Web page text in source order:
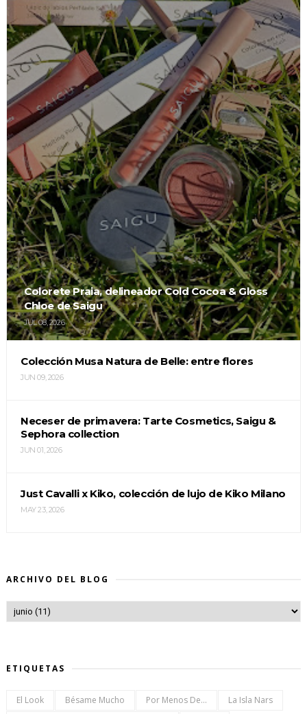
Colorete Praia, delineador Cold Cocoa & Gloss
Chloe de Saigu
JUL 08, 2026
Colección Musa Natura de Belle: entre flores
JUN 09, 2026
Neceser de primavera: Tarte Cosmetics, Saigu &
Sephora collection
JUN 01, 2026
Just Cavalli x Kiko, colección de lujo de Kiko Milano
MAY 23, 2026
ARCHIVO DEL BLOG
ETIQUETAS
El Look Bésame Mucho Por Menos De...
La Isla Nars